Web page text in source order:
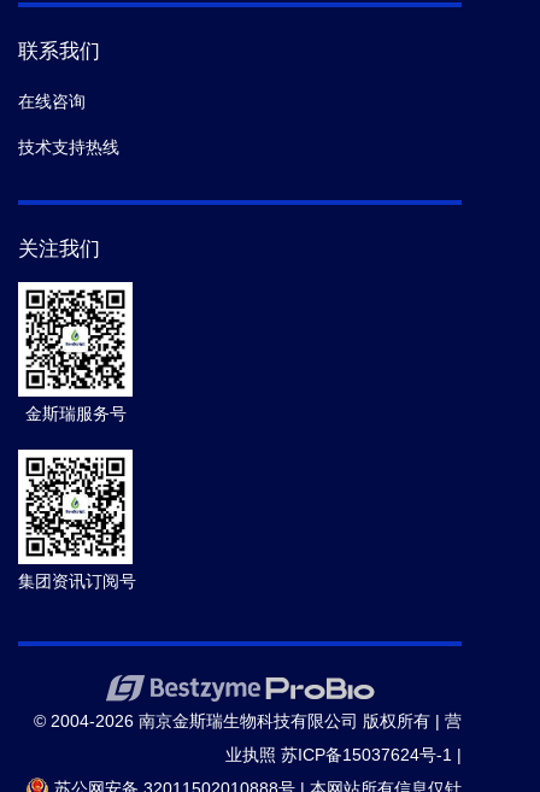
联系我们
在线咨询
技术支持热线
关注我们
金斯瑞服务号
集团资讯订阅号
© 2004-2026 南京金斯瑞生物科技有限公司 版权所有 | 营
业执照 苏ICP备15037624号-1 |